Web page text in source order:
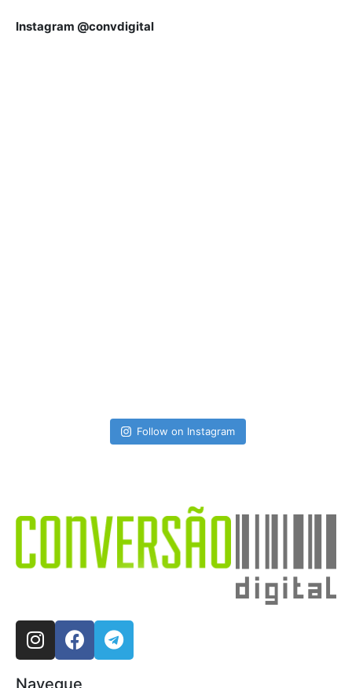
Instagram @convdigital
Follow on Instagram
Navegue